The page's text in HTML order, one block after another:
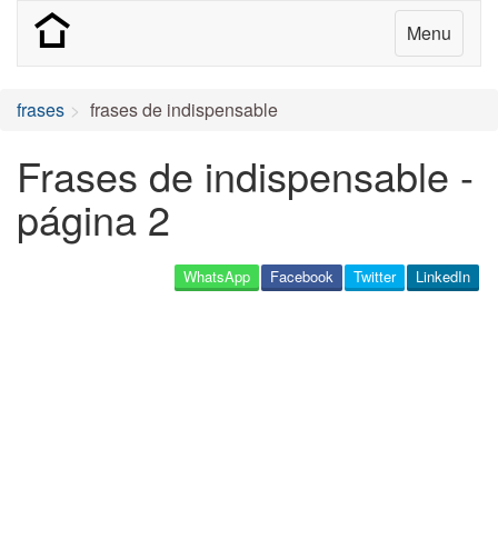
Menu
frases frases de indispensable
Frases de indispensable -
página 2
LinkedIn
Twitter
Facebook
WhatsApp